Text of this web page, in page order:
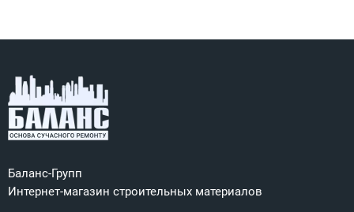
Баланс-Групп
Интернет-магазин строительных материалов